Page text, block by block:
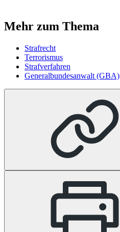
Mehr zum Thema
Strafrecht
Terrorismus
Strafverfahren
Generalbundesanwalt (GBA)